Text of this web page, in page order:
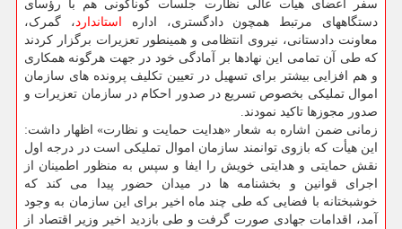
سفر اعضای هیأت عالی نظارت جلسات گوناگونی هم با رؤسای
دستگاههای مرتبط همچون دادگستری، اداره استاندارد ، گمرک،
معاونت دادستانی، نیروی انتظامی و همینطور تعزیرات برگزار کردند
که طی آن تمامی این نهادها بر آمادگی خود در جهت هرگونه همکاری
و هم افزایی بیشتر برای تسهیل در تعیین تکلیف پرونده های سازمان
اموال تملیکی بخصوص تسریع در صدور احکام در سازمان تعزیرات و
صدور مجوزها تاکید نمودند.
زمانی ضمن اشاره به شعار «هدایت حمایت و نظارت» اظهار داشت:
این هیأت که بازوی توانمند سازمان اموال تملیکی است در درجه اول
نقش حمایتی و هدایتی خویش را ایفا و سپس به منظور اطمینان از
اجرای قوانین و بخشنامه ها در میدان حضور پیدا می کند که
خوشبختانه با فضایی که طی چند ماه اخیر برای این سازمان به وجود
آمد، اقدامات جهادی صورت گرفت و طی بازدید اخیر وزیر اقتصاد از